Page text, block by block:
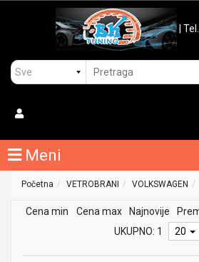
|
Meni
Početna VETROBRANI VOLKSWAGEN
Cena min Cena max Najnovije
UKUPNO: 1
20